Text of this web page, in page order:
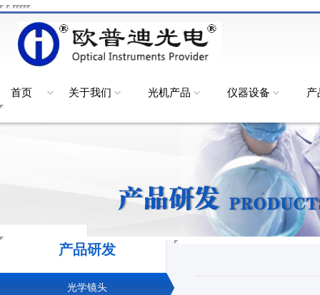
首页 关于我们 光机产品 仪器设备 产
产品研发
光学镜头